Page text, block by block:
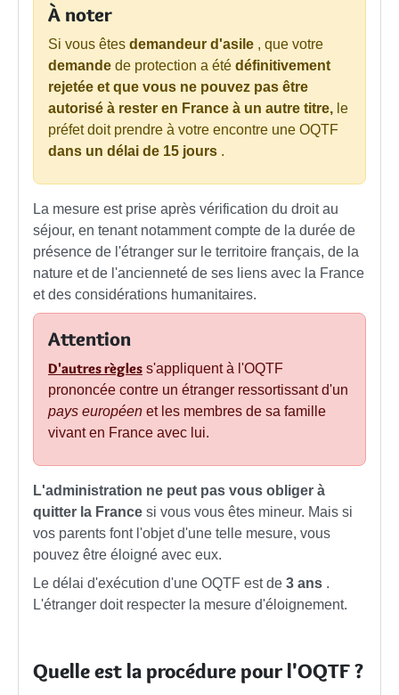
À noter
Si vous êtes demandeur d'asile , que votre
demande de protection a été définitivement
rejetée et que vous ne pouvez pas être
autorisé à rester en France à un autre titre, le
préfet doit prendre à votre encontre une OQTF
dans un délai de 15 jours .
La mesure est prise après vérification du droit au
séjour, en tenant notamment compte de la durée de
présence de l'étranger sur le territoire français, de la
nature et de l'ancienneté de ses liens avec la France
et des considérations humanitaires.
Attention
D'autres règles s'appliquent à l'OQTF
prononcée contre un étranger ressortissant d'un
pays européen et les membres de sa famille
vivant en France avec lui.
L'administration ne peut pas vous obliger à
quitter la France si vous vous êtes mineur. Mais si
vos parents font l'objet d'une telle mesure, vous
pouvez être éloigné avec eux.
Le délai d'exécution d'une OQTF est de 3 ans .
L'étranger doit respecter la mesure d'éloignement.
Quelle est la procédure pour l'OQTF ?